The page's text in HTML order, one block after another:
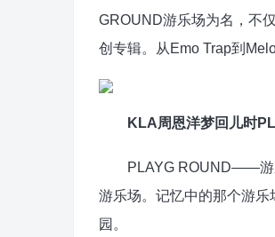
GROUND游乐场为名，不
创专辑。从Emo Trap到
KLA周恩洋梦回儿时
PLAYG ROUND——游乐
游乐场。记忆中的那个游
园。